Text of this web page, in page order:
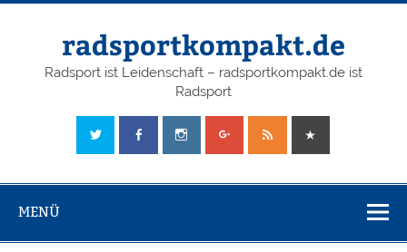
radsportkompakt.de
Radsport ist Leidenschaft – radsportkompakt.de ist
Radsport
MENÜ